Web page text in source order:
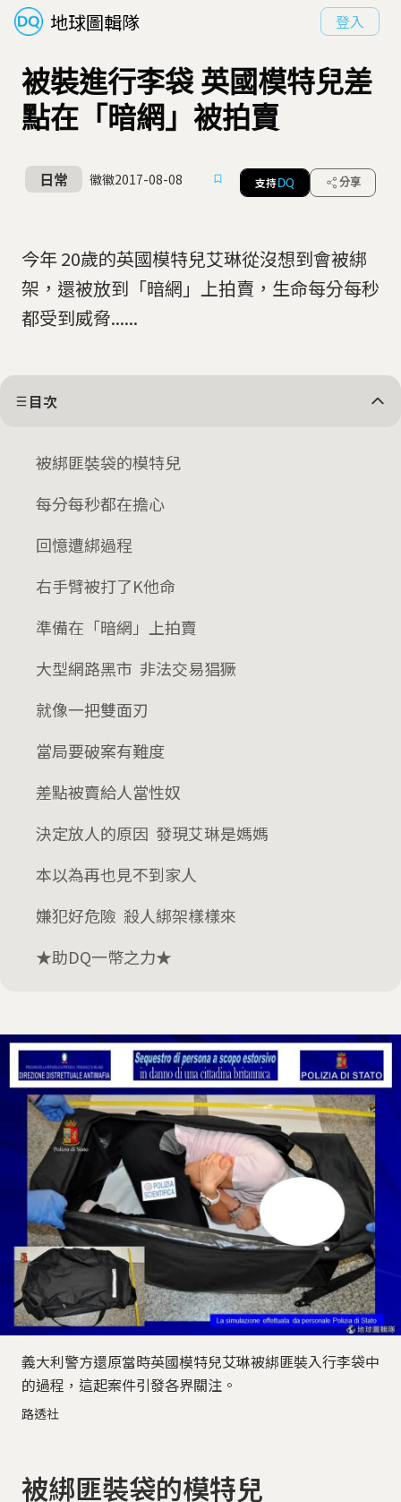
地球圖輯隊 登入
被裝進行李袋 英國模特兒差
點在「暗網」被拍賣
日常 徽徽2017-08-08 支持 DQ 分享
今年 20歲的英國模特兒艾琳從沒想到會被綁
架，還被放到「暗網」上拍賣，生命每分每秒
都受到威脅......
目次
被綁匪裝袋的模特兒
每分每秒都在擔心
回憶遭綁過程
右手臂被打了K他命
準備在「暗網」上拍賣
大型網路黑市 非法交易猖獗
就像一把雙面刃
當局要破案有難度
差點被賣給人當性奴
決定放人的原因 發現艾琳是媽媽
本以為再也見不到家人
嫌犯好危險 殺人綁架樣樣來
★助DQ一幣之力★
義大利警方還原當時英國模特兒艾琳被綁匪裝入行李袋中
的過程，這起案件引發各界關注。
路透社
被綁匪裝袋的模特兒